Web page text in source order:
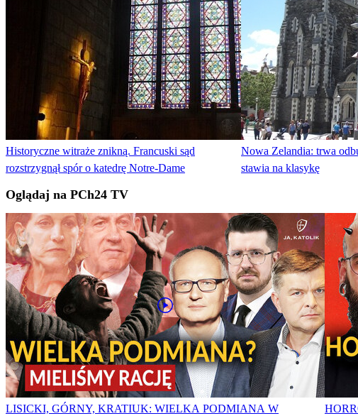
Historyczne witraże znikną. Francuski sąd
rozstrzygnął spór o katedrę Notre-Dame
Nowa Zelandia: trwa
stawia na klasykę
Oglądaj na PCh24 TV
LISICKI, GÓRNY, KRATIUK: WIELKA PODMIANA W